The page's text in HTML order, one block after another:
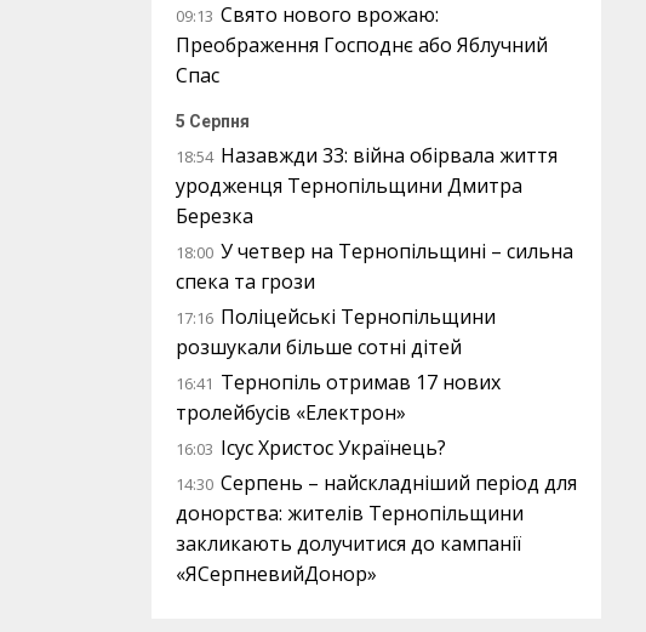
09:13 Свято нового врожаю:
Преображення Господнє або Яблучний
Спас
5 Серпня
18:54 Назавжди 33: війна обірвала життя
уродженця Тернопільщини Дмитра
Березка
18:00 У четвер на Тернопільщині – сильна
спека та грози
17:16 Поліцейські Тернопільщини
розшукали більше сотні дітей
16:41 Тернопіль отримав 17 нових
тролейбусів «Електрон»
16:03 Ісус Христос Українець?
14:30 Серпень – найскладніший період для
донорства: жителів Тернопільщини
закликають долучитися до кампанії
«ЯСерпневийДонор»